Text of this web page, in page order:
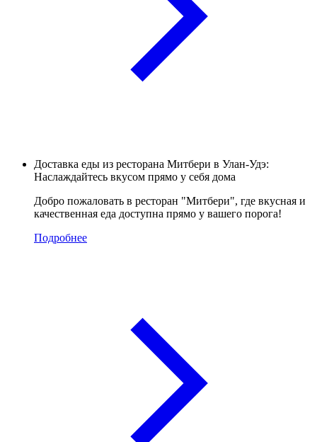
Доставка еды из ресторана Митбери в Улан-Удэ:
Наслаждайтесь вкусом прямо у себя дома
Добро пожаловать в ресторан "Митбери", где вкусная и
качественная еда доступна прямо у вашего порога!
Подробнее